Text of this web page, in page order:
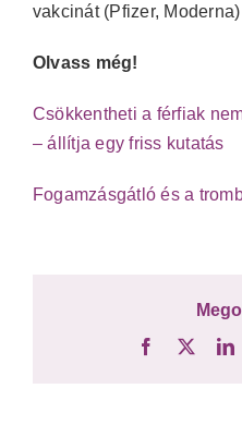
vakcinát (Pfizer,
Olvass még!
Csökkentheti a férfiak
– állítja egy friss kutatás
Fogamzásgátló és a
Facebook
X